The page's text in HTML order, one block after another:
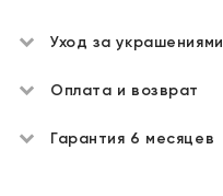
Уход за украшениями
Оплата и возврат
Гарантия 6 месяцев